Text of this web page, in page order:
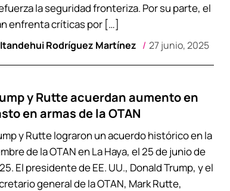
Itandehui Rodríguez Martínez 27 junio, 2025
la seguridad fronteriza. Por su parte, el
enfrenta críticas por […]
y Rutte acuerdan aumento en
en armas de la OTAN
y Rutte lograron un acuerdo histórico en la
de la OTAN en La Haya, el 25 de junio de
El presidente de EE. UU., Donald Trump, y el
general de la OTAN, Mark Rutte,